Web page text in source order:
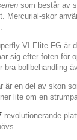
som består av
Mercurial-skor
VI Elite FG är
sig efter foten för
bra bollbehandling
är en del av skon
lite om en
revolutionerande